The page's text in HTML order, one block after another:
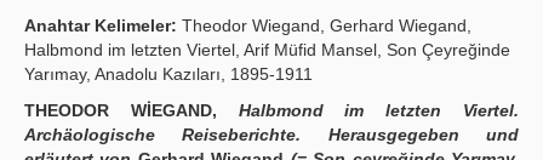
Anahtar Kelimeler: Theodor Wiegand, Gerhard Wiegand,
Halbmond im letzten Viertel, Arif Müfid Mansel, Son Çeyreğinde
Yarımay, Anadolu Kazıları, 1895-1911
THEODOR WİEGAND, Halbmond im letzten Viertel.
Archäologische Reiseberichte. Herausgegeben und